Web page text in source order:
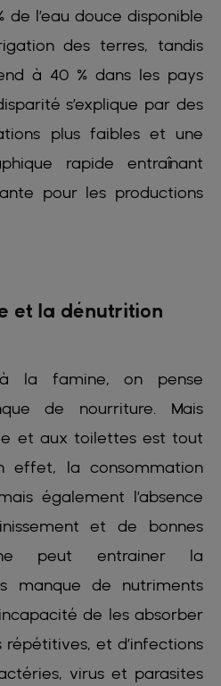
l’eau douce disponible
des terres, tandis
à 40 % dans les pays
s’explique par des
plus faibles et une
rapide entraînant
pour les productions
et la dénutrition
la famine, on pense
de nourriture. Mais
et aux toilettes est tout
effet, la consommation
également l’absence
et de bonnes
peut entrainer la
manque de nutriments
de les absorber
et d’infections
virus et parasites